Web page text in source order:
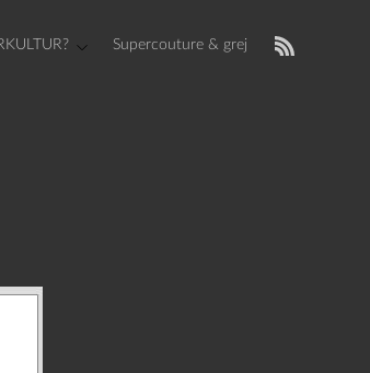
Supercouture & grej